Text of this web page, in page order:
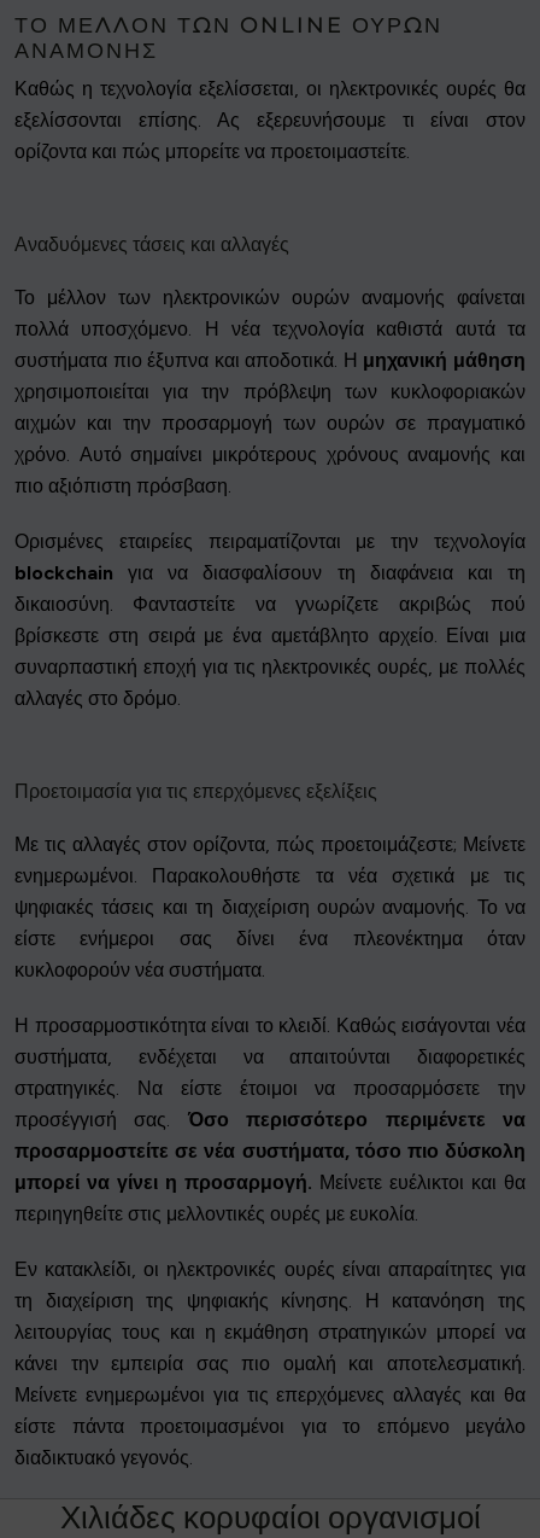
ΤΟ ΜΈΛΛΟΝ ΤΩΝ ONLINE ΟΥΡΏΝ
ΑΝΑΜΟΝΉΣ
Καθώς η τεχνολογία εξελίσσεται, οι ηλεκτρονικές ουρές θα
εξελίσσονται επίσης. Ας εξερευνήσουμε τι είναι στον
ορίζοντα και πώς μπορείτε να προετοιμαστείτε.
Αναδυόμενες τάσεις και αλλαγές
Το μέλλον των ηλεκτρονικών ουρών αναμονής φαίνεται
πολλά υποσχόμενο. Η νέα τεχνολογία καθιστά αυτά τα
συστήματα πιο έξυπνα και αποδοτικά. Η μηχανική μάθηση
χρησιμοποιείται για την πρόβλεψη των κυκλοφοριακών
αιχμών και την προσαρμογή των ουρών σε πραγματικό
χρόνο. Αυτό σημαίνει μικρότερους χρόνους αναμονής και
πιο αξιόπιστη πρόσβαση.
Ορισμένες εταιρείες πειραματίζονται με την τεχνολογία
blockchain για να διασφαλίσουν τη διαφάνεια και τη
δικαιοσύνη. Φανταστείτε να γνωρίζετε ακριβώς πού
βρίσκεστε στη σειρά με ένα αμετάβλητο αρχείο. Είναι μια
συναρπαστική εποχή για τις ηλεκτρονικές ουρές, με πολλές
αλλαγές στο δρόμο.
Προετοιμασία για τις επερχόμενες εξελίξεις
Με τις αλλαγές στον ορίζοντα, πώς προετοιμάζεστε; Μείνετε
ενημερωμένοι. Παρακολουθήστε τα νέα σχετικά με τις
ψηφιακές τάσεις και τη διαχείριση ουρών αναμονής. Το να
είστε ενήμεροι σας δίνει ένα πλεονέκτημα όταν
κυκλοφορούν νέα συστήματα.
Η προσαρμοστικότητα είναι το κλειδί. Καθώς εισάγονται νέα
συστήματα, ενδέχεται να απαιτούνται διαφορετικές
στρατηγικές. Να είστε έτοιμοι να προσαρμόσετε την
προσέγγισή σας. Όσο περισσότερο περιμένετε να
προσαρμοστείτε σε νέα συστήματα, τόσο πιο δύσκολη
μπορεί να γίνει η προσαρμογή. Μείνετε ευέλικτοι και θα
περιηγηθείτε στις μελλοντικές ουρές με ευκολία.
Εν κατακλείδι, οι ηλεκτρονικές ουρές είναι απαραίτητες για
τη διαχείριση της ψηφιακής κίνησης. Η κατανόηση της
λειτουργίας τους και η εκμάθηση στρατηγικών μπορεί να
κάνει την εμπειρία σας πιο ομαλή και αποτελεσματική.
Μείνετε ενημερωμένοι για τις επερχόμενες αλλαγές και θα
είστε πάντα προετοιμασμένοι για το επόμενο μεγάλο
διαδικτυακό γεγονός.
Χιλιάδες κορυφαίοι οργανισμοί